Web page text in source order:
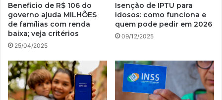
Beneficio de R$ 106 do
governo ajuda MILHÕES
de famílias com renda
baixa; veja critérios
25/04/2025
Isenção de IPTU para
idosos: como funciona e
quem pode pedir em 2026
09/12/2025